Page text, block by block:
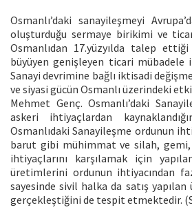
Osmanlı’daki sanayileşmeyi
oluşturduğu sermaye birikimi ve
Osmanlıdan 17.yüzyılda talep
büyüyen genişleyen ticari mübadele
Sanayi devrimine bağlı iktisadi
ve siyasi gücün Osmanlı üzerindeki
Mehmet Genç. Osmanlı’daki
askeri ihtiyaçlardan
Osmanlıdaki Sanayileşme ordunun
barut gibi mühimmat ve silah,
ihtiyaçlarını karşılamak için
üretimlerini ordunun ihtiyacından
sayesinde sivil halka da satış
gerçekleştiğini de tespit etmektedir.